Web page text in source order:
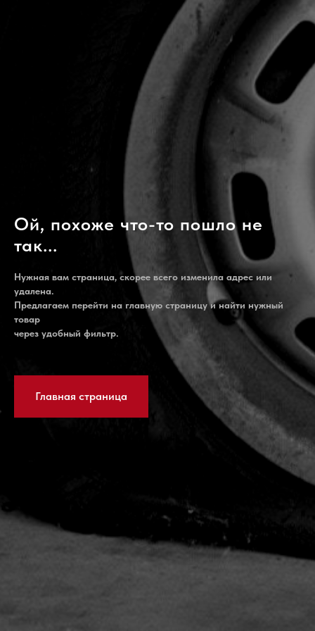
Ой, похоже что-то пошло не
так...
Нужная вам страница, скорее всего изменила адрес или
удалена.
Предлагаем перейти на главную страницу и найти нужный
товар
через удобный фильтр.
Главная страница